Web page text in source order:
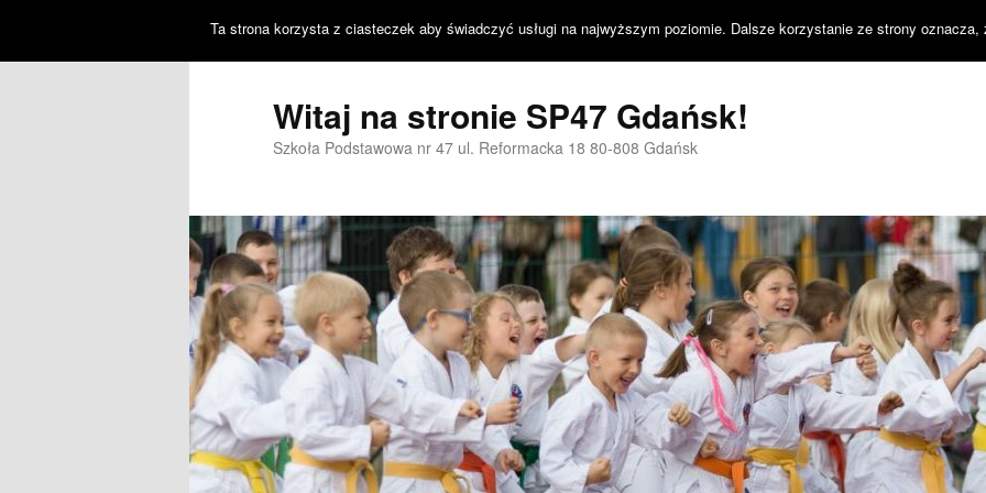
Witaj na stronie SP47 Gdańsk!
Szkoła Podstawowa nr 47 ul. Reformacka 18 80-808 Gdańsk
Ta strona korzysta z ciasteczek aby świadczyć usługi na najwyższym poziomie. Dalsze korzystanie ze strony